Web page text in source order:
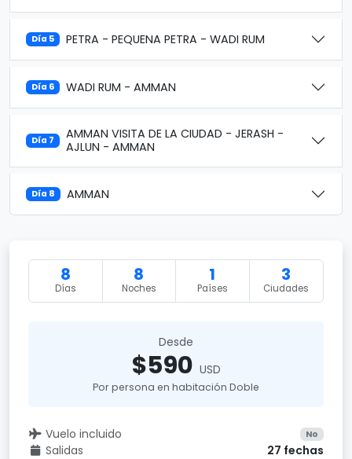
Día 5 PETRA - PEQUENA PETRA - WADI RUM
Día 6 WADI RUM - AMMAN
Día 7
AMMAN VISITA DE LA CIUDAD - JERASH -
AJLUN - AMMAN
Día 8 AMMAN
8
Días
8
Noches
1
Países
3
Ciudades
Desde
$590 USD
Por persona en habitación Doble
Vuelo incluido No
Salidas 27 fechas